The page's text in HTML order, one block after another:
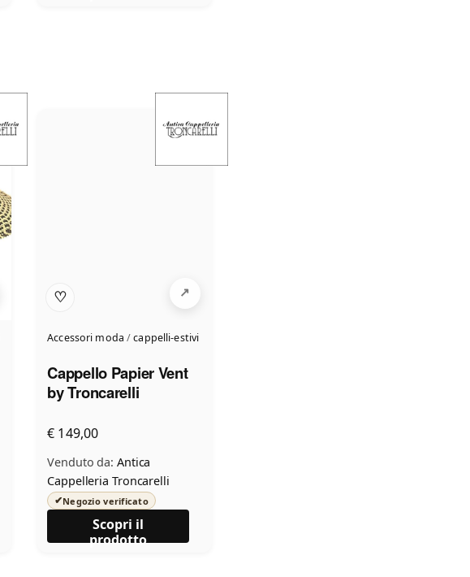
♡
Accessori moda /cappelli-estivi
Cappello Papier Vent
by Troncarelli
€ 149,00
Venduto da: Antica
Cappelleria Troncarelli
✔Negozio verificato
Scopri il
prodotto